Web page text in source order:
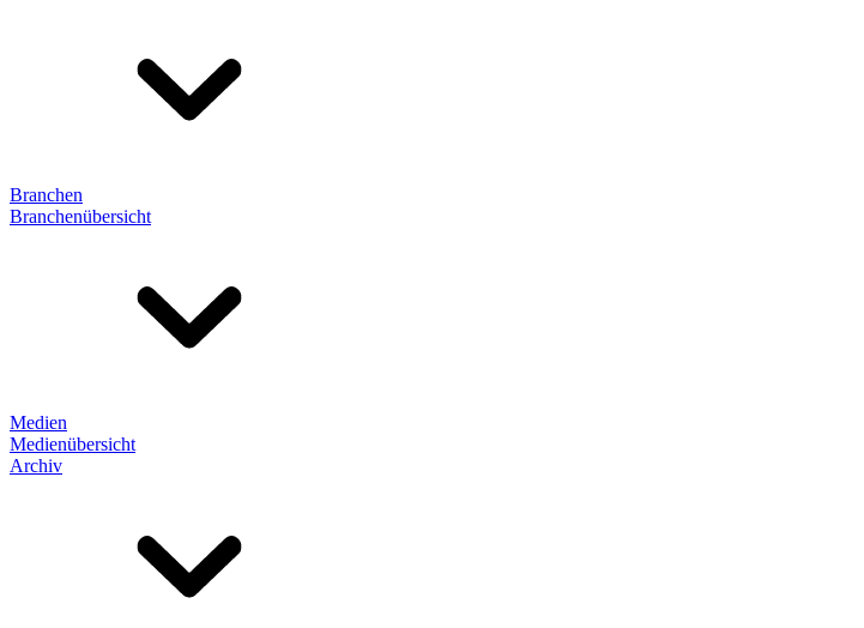
Branchen
Branchenübersicht
Medien
Medienübersicht
Archiv